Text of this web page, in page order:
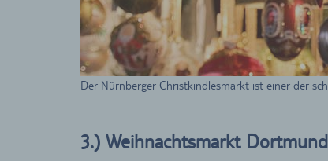
Der Nürnberger Christkindlesmarkt ist einer der
3.) Weihnachtsmarkt